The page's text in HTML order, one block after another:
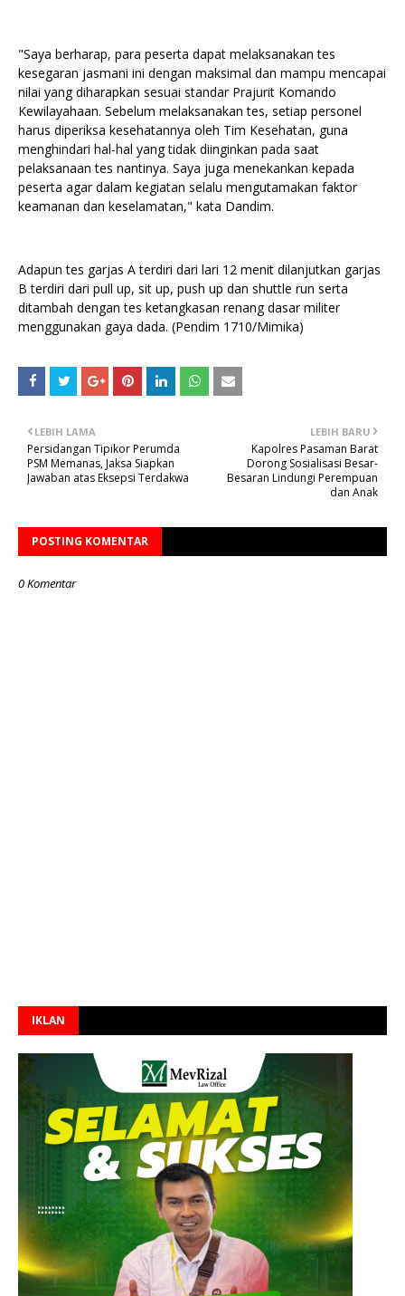
"Saya berharap, para peserta dapat melaksanakan tes
kesegaran jasmani ini dengan maksimal dan mampu mencapai
nilai yang diharapkan sesuai standar Prajurit Komando
Kewilayahaan. Sebelum melaksanakan tes, setiap personel
harus diperiksa kesehatannya oleh Tim Kesehatan, guna
menghindari hal-hal yang tidak diinginkan pada saat
pelaksanaan tes nantinya. Saya juga menekankan kepada
peserta agar dalam kegiatan selalu mengutamakan faktor
keamanan dan keselamatan," kata Dandim.
Adapun tes garjas A terdiri dari lari 12 menit dilanjutkan garjas
B terdiri dari pull up, sit up, push up dan shuttle run serta
ditambah dengan tes ketangkasan renang dasar militer
menggunakan gaya dada. (Pendim 1710/Mimika)
LEBIH BARU
Kapolres Pasaman Barat
Dorong Sosialisasi Besar-
Besaran Lindungi Perempuan
dan Anak
LEBIH LAMA
Persidangan Tipikor Perumda
PSM Memanas, Jaksa Siapkan
Jawaban atas Eksepsi Terdakwa
POSTING KOMENTAR
0 Komentar
IKLAN